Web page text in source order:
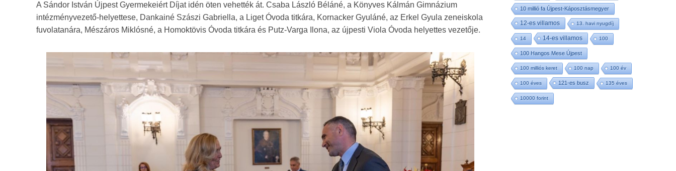
A Sándor István Újpest Gyermekeiért Díjat idén öten vehették át. Csaba László Béláné, a Könyves Kálmán Gimnázium
intézményvezető-helyettese, Dankainé Szászi Gabriella, a Liget Óvoda titkára, Kornacker Gyuláné, az Erkel Gyula zeneiskola
fuvolatanára, Mészáros Miklósné, a Homoktövis Óvoda titkára és Putz-Varga Ilona, az újpesti Viola Óvoda helyettes vezetője.
10 millió fa Újpest-Káposztásmegyer
12-es villamos 13. havi nyugdíj
14 14-es villamos 100
100 Hangos Mese Újpest
100 milliós keret 100 nap 100 év
100 éves 121-es busz 135 éves
10000 forint